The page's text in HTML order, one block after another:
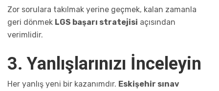
Zor sorulara takılmak yerine geçmek, kalan zamanla
geri dönmek LGS başarı stratejisi açısından
verimlidir.
3. Yanlışlarınızı İnceleyin
Her yanlış yeni bir kazanımdır. Eskişehir sınav